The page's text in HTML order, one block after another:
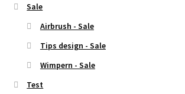
Sale
Airbrush - Sale
Tips design - Sale
Wimpern - Sale
Test